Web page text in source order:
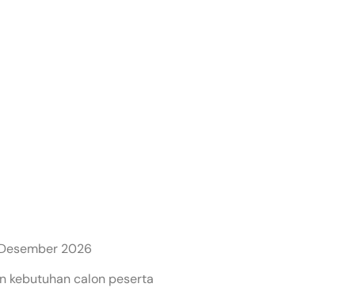
2026
kebutuhan calon peserta